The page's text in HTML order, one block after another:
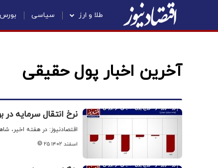
طلا و ارز سیاسی بورس
آخرین اخبار پول حقیقی
نرخ انتقال سرمایه در
اقتصادنیوز: در هفته اخیر، شاهد ثبت رکورد ۶ روز خروج متوالی
۲۵ اسفند ۱۴۰۲